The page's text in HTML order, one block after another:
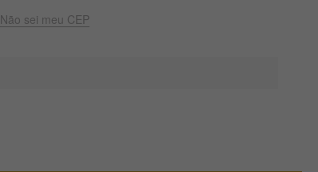
Não sei meu CEP